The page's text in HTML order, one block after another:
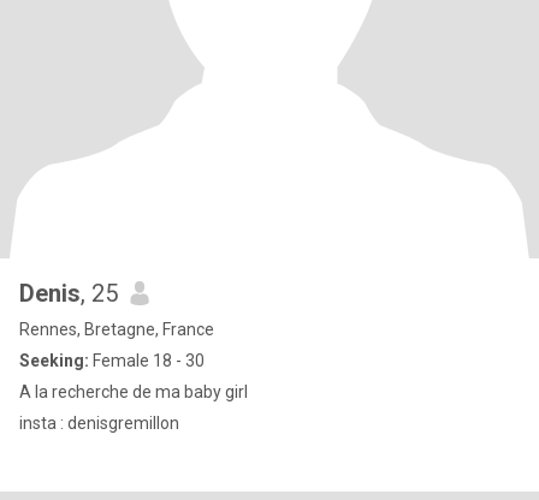
Denis, 25
Rennes, Bretagne, France
Seeking: Female 18 - 30
A la recherche de ma baby girl
insta : denisgremillon